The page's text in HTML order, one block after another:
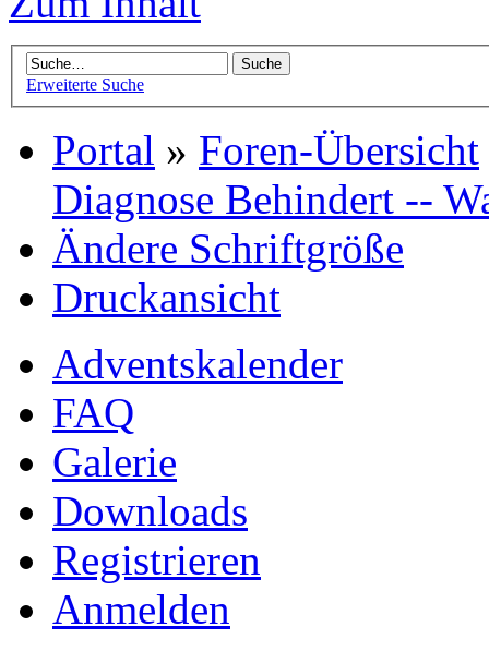
Erweiterte Suche
Portal » Foren-Übersicht
Diagnose Behindert --
Ändere Schriftgröße
Druckansicht
Adventskalender
FAQ
Galerie
Downloads
Registrieren
Anmelden